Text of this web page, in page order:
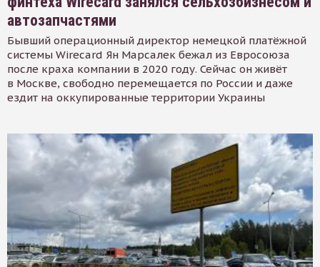
автозапчастями
Бывший операционный директор немецкой платёжной
системы Wirecard Ян Марсалек бежал из Евросоюза
после краха компании в 2020 году. Сейчас он живёт
в Москве, свободно перемещается по России и даже
ездит на оккупированные территории Украины